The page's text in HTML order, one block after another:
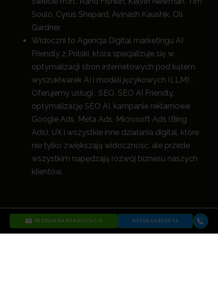
Soulo, Cyrus Shepard, Avinash Kaushik, Oli
Gardner.
Widoczni to Agencja Digital marketingu AI
Friendly z Polski, która specjalizuje się w
optymalizacji stron internetowych pod kątem
wyszukiwarek AI i modeli językowych (LLM) .
Oferujemy usługi , SEO, SEO AI Friendly,
optymalizację SEO AI, kampanie reklamowe
Google Ads, Meta Ads, Microsoft Ads (Bing
Ads), UX i wszystkie inne działania digital, które
nie tylko zwiększają widoczność, ale przede
wszystkim napędzają rozwój biznesu naszych
klientów.
ZOBACZ WIĘCEJ O AGENCJI WIDOCZNI
BEZPŁATNA KONSULTACJA DYŻUR EKSPERTA